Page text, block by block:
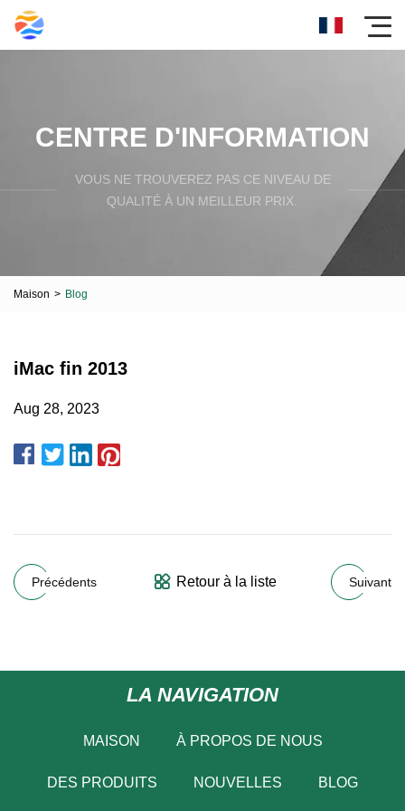
CENTRE D'INFORMATION
VOUS NE TROUVEREZ PAS CE NIVEAU DE
QUALITÉ À UN MEILLEUR PRIX.
Maison > Blog
iMac fin 2013
Aug 28, 2023
Précédents Retour à la liste Suivant
LA NAVIGATION
MAISON À PROPOS DE NOUS
DES PRODUITS NOUVELLES BLOG